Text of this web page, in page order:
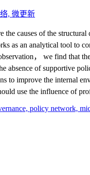
, 微更新
the causes of the
as an analytical tool to
， we find that
absence of supportive
to improve the internal
use the influence of
policy network,